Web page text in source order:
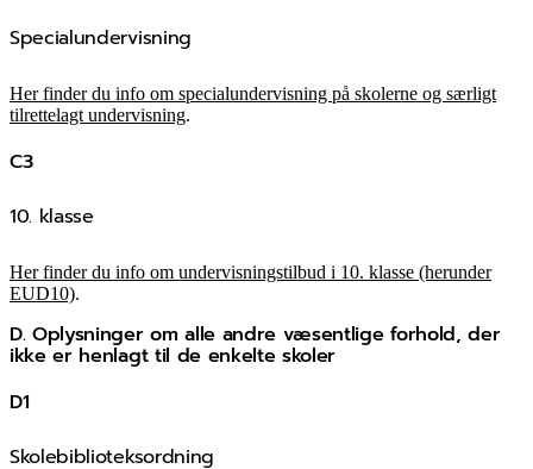
Specialundervisning
Her finder du info om specialundervisning på skolerne og særligt
tilrettelagt undervisning.
C3
10. klasse
Her finder du info om undervisningstilbud i 10. klasse (herunder
EUD10).
D. Oplysninger om alle andre væsentlige forhold, der
ikke er henlagt til de enkelte skoler
D1
Skolebiblioteksordning